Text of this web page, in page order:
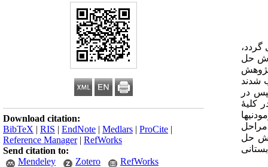
Download citation:
BibTeX | RIS | EndNote | Medlars | ProCite |
Reference Manager| RefWorks
Send citation to:
Mendeley
Zotero RefWorks
گردد،
حل
شدند
در
کلیۀ
حل